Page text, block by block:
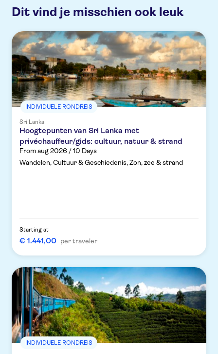
Dit vind je misschien ook leuk
INDIVIDUELE RONDREIS
Sri Lanka
Hoogtepunten van Sri Lanka met
privéchauffeur/gids: cultuur, natuur & strand
From aug 2026 / 10 Days
Wandelen, Cultuur & Geschiedenis, Zon, zee & strand
Starting at
€ 1.441,00 per traveler
INDIVIDUELE RONDREIS